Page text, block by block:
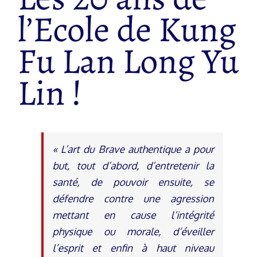
l’Ecole de Kung
Fu Lan Long Yu
Lin !
« L’art du Brave authentique a pour
but, tout d’abord, d’entretenir la
santé, de pouvoir ensuite, se
défendre contre une agression
mettant en cause l’intégrité
physique ou morale, d’éveiller
l’esprit et enfin à haut niveau